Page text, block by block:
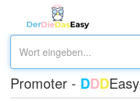
Promoter - DDDEasy